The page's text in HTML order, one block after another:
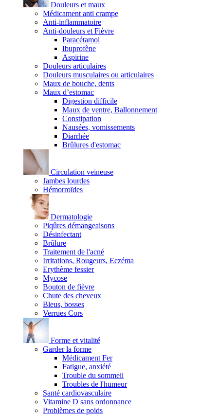
Douleurs et maux
Médicament anti crampe
Anti-inflammatoire
Anti-douleurs et Fièvre
Paracétamol
Ibuprofène
Aspirine
Douleurs articulaires
Douleurs musculaires ou articulaires
Maux de bouche, dents
Maux d’estomac
Digestion difficile
Maux de ventre, Ballonnement
Constipation
Nausées, vomissements
Diarrhée
Brûlures d'estomac
Circulation veineuse
Jambes lourdes
Hémorroïdes
Dermatologie
Piqûres démangeaisons
Désinfectant
Brûlure
Traitement de l'acné
Irritations, Rougeurs, Eczéma
Erythème fessier
Mycose
Bouton de fièvre
Chute des cheveux
Bleus, bosses
Verrues Cors
Forme et vitalité
Garder la forme
Médicament Fer
Fatigue, anxiété
Trouble du sommeil
Troubles de l'humeur
Santé cardiovasculaire
Vitamine D sans ordonnance
Problèmes de poids